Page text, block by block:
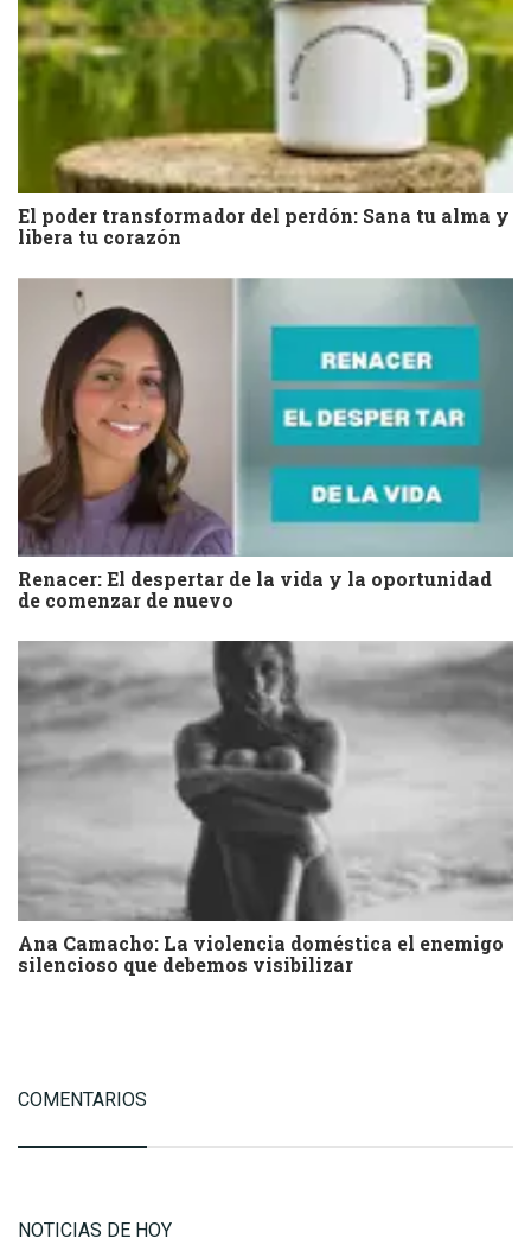
El poder transformador del perdón: Sana tu alma y
libera tu corazón
Renacer: El despertar de la vida y la oportunidad
de comenzar de nuevo
Ana Camacho: La violencia doméstica el enemigo
silencioso que debemos visibilizar
COMENTARIOS
NOTICIAS DE HOY